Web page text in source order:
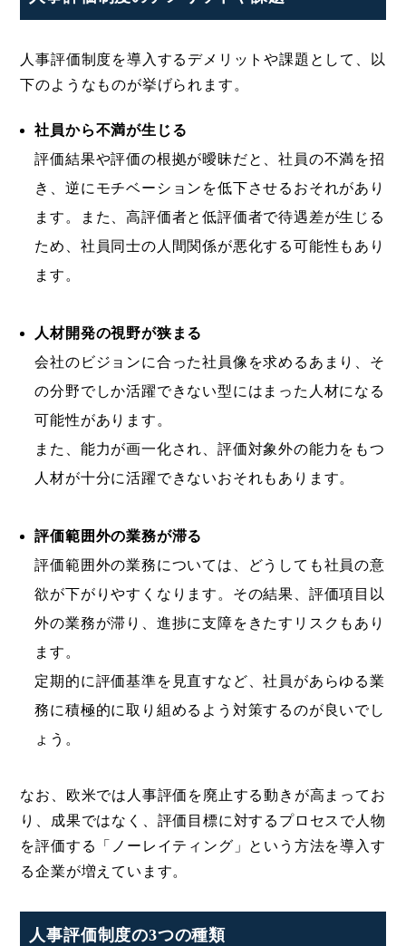
人事評価制度を導入するデメリットや課題として、以
下のようなものが挙げられます。
社員から不満が生じる
評価結果や評価の根拠が曖昧だと、社員の不満を招
き、逆にモチベーションを低下させるおそれがあり
ます。また、高評価者と低評価者で待遇差が生じる
ため、社員同士の人間関係が悪化する可能性もあり
ます。
人材開発の視野が狭まる
会社のビジョンに合った社員像を求めるあまり、そ
の分野でしか活躍できない型にはまった人材になる
可能性があります。
また、能力が画一化され、評価対象外の能力をもつ
人材が十分に活躍できないおそれもあります。
評価範囲外の業務が滞る
評価範囲外の業務については、どうしても社員の意
欲が下がりやすくなります。その結果、評価項目以
外の業務が滞り、進捗に支障をきたすリスクもあり
ます。
定期的に評価基準を見直すなど、社員があらゆる業
務に積極的に取り組めるよう対策するのが良いでし
ょう。
なお、欧米では人事評価を廃止する動きが高まってお
り、成果ではなく、評価目標に対するプロセスで人物
を評価する「ノーレイティング」という方法を導入す
る企業が増えています。
人事評価制度の3つの種類